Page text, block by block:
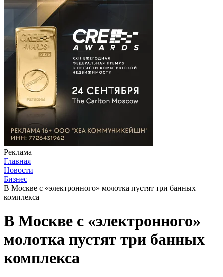
Реклама
Главная
Новости
Бизнес
В Москве с «электронного» молотка пустят три банных
комплекса
В Москве с «электронного»
молотка пустят три банных
комплекса